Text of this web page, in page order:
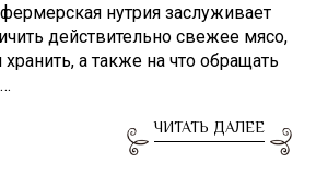
нутрия заслуживает
действительно свежее мясо,
хранить, а также на что обращать
ЧИТАТЬ ДАЛЕЕ